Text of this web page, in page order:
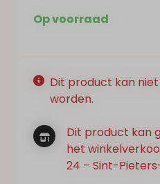
Op voorraad
Dit product kan
worden.
Dit product kan
het
24 – Sint-